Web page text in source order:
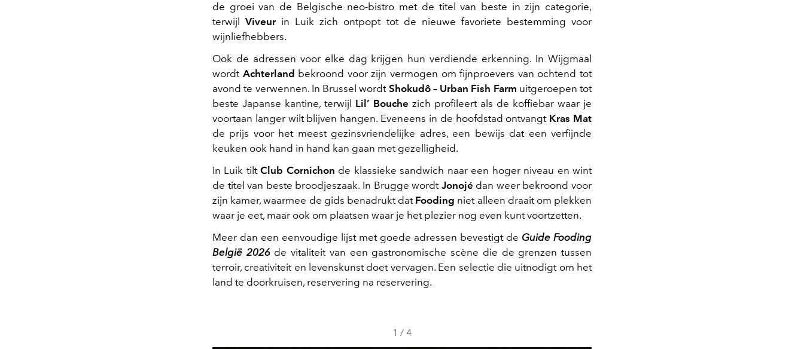
de groei van de Belgische neo-bistro met de titel van beste in zijn categorie,
terwijlViveurin Luik zich ontpopt tot de nieuwe favoriete bestemming voor
wijnliefhebbers.
Ook de adressen voor elke dag krijgen hun verdiende erkenning. In Wijgmaal
wordtAchterland bekroond voor zijn vermogen om fijnproevers van ochtend tot
avond te verwennen. In Brussel wordt Shokudô – Urban Fish Farm uitgeroepen tot
beste Japanse kantine, terwijl Lil’ Bouche zich profileert als de koffiebar waar je
voortaan langer wilt blijven hangen. Eveneens in de hoofdstad ontvangt Kras Mat
de prijs voor het meest gezinsvriendelijke adres, een bewijs dat een verfijnde
keuken ook hand in hand kan gaan met gezelligheid.
In Luik tiltClub Cornichon de klassieke sandwich naar een hoger niveau en wint
de titel van beste broodjeszaak. In Brugge wordt Jonojé dan weer bekroond voor
zijn kamer, waarmee de gids benadrukt dat Fooding niet alleen draait om plekken
waar je eet, maar ook om plaatsen waar je het plezier nog even kunt voortzetten.
Meer dan een eenvoudige lijst met goede adressen bevestigt de Guide Fooding
België 2026de vitaliteit van een gastronomische scène die de grenzen tussen
terroir, creativiteit en levenskunst doet vervagen. Een selectie die uitnodigt om het
land te doorkruisen, reservering na reservering.
1 / 4